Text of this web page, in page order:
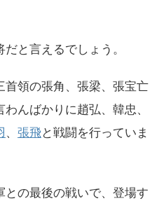
と言えるでしょう。
首領の張角、張梁、張宝亡
んばかりに趙弘、韓忠、
、 張飛と戦闘を行っていま
の最後の戦いで、登場す